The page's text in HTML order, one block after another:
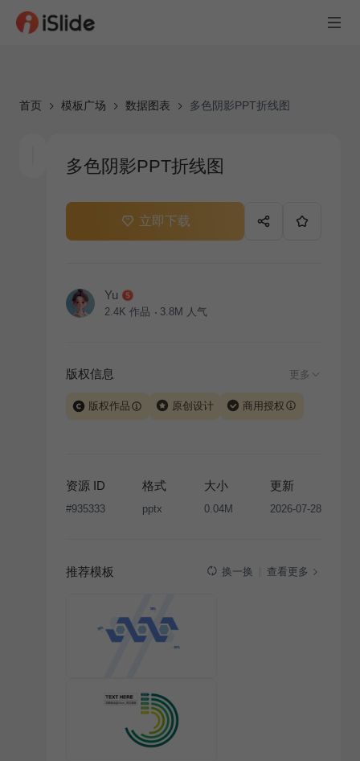
首页 模板广场 数据图表 多色阴影PPT折线图
多色阴影PPT折线图
立即下载
Yu
2.4K 作品 3.8M 人气
版权信息 更多
版权作品 原创设计 商用授权
版权声明
条款，禁止任何形式的转让、出售或出租，未
经投权许可任何人不得擅自转载和分发，否则将接照我
资源 ID
#935333
格式
pptx
大小
0.04M
更新
2026-07-28
推荐模板 换一换 查看更多